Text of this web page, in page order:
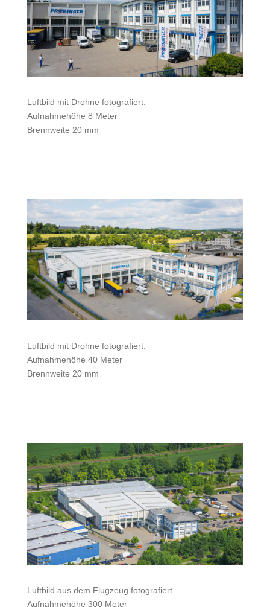
Luftbild mit Drohne fotografiert.
Aufnahmehöhe 8 Meter
Brennweite 20 mm
Luftbild mit Drohne fotografiert.
Aufnahmehöhe 40 Meter
Brennweite 20 mm
Luftbild aus dem Flugzeug fotografiert.
Aufnahmehöhe 300 Meter